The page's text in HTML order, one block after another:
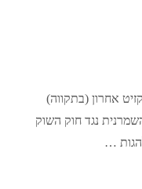
אחרון (בתקווה)
נגד חוק השוק
…